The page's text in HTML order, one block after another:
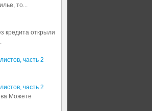
то...
кредита открыли
часть 2
часть 2
Можете